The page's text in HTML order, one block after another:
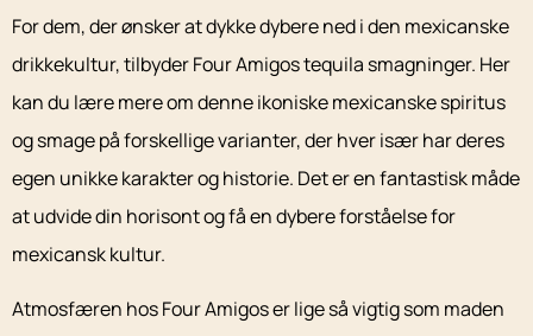
For dem, der ønsker at dykke dybere ned i den mexicanske
drikkekultur, tilbyder Four Amigos tequila smagninger. Her
kan du lære mere om denne ikoniske mexicanske spiritus
og smage på forskellige varianter, der hver især har deres
egen unikke karakter og historie. Det er en fantastisk måde
at udvide din horisont og få en dybere forståelse for
mexicansk kultur.
Atmosfæren hos Four Amigos er lige så vigtig som maden